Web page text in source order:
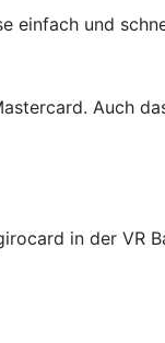
einfach und
Auch
in der VR